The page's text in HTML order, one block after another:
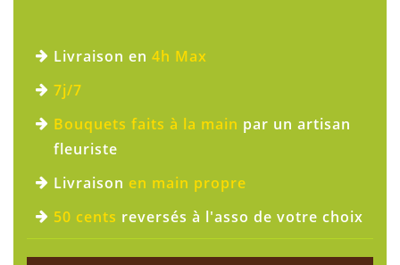
Livraison en 4h Max
7j/7
Bouquets faits à la main par un artisan
fleuriste
Livraison en main propre
50 cents reversés à l'asso de votre choix